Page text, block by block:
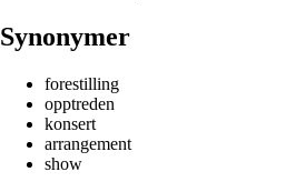
Synonymer
forestilling
opptreden
konsert
arrangement
show